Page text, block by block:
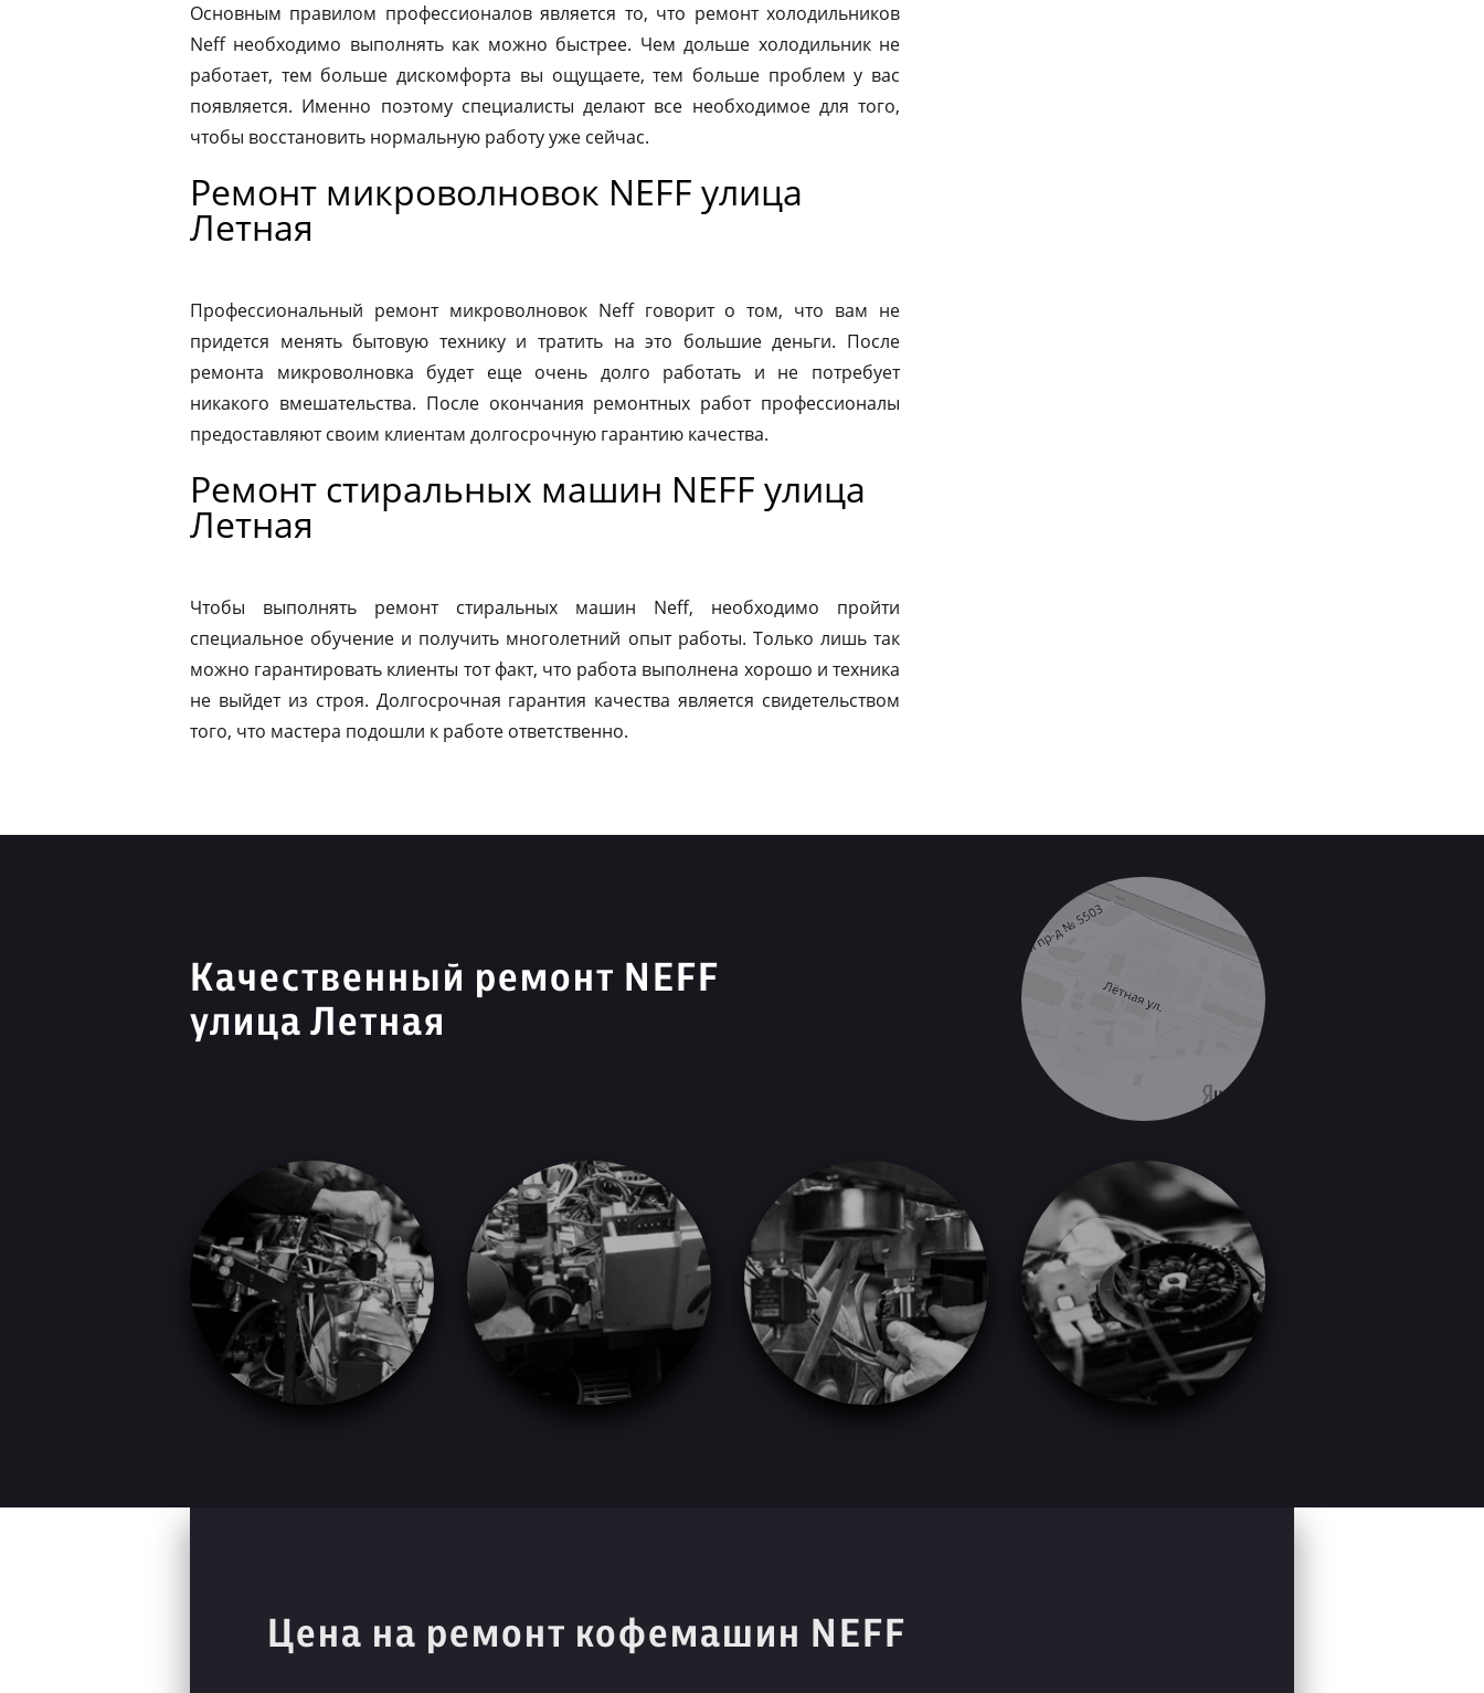
Основным правилом профессионалов является то, что ремонт холодильников
Neff необходимо выполнять как можно быстрее. Чем дольше холодильник не
работает, тем больше дискомфорта вы ощущаете, тем больше проблем у вас
появляется. Именно поэтому специалисты делают все необходимое для того,
чтобы восстановить нормальную работу уже сейчас.
Ремонт микроволновок NEFF улица
Летная
Профессиональный ремонт микроволновок Neff говорит о том, что вам не
придется менять бытовую технику и тратить на это большие деньги. После
ремонта микроволновка будет еще очень долго работать и не потребует
никакого вмешательства. После окончания ремонтных работ профессионалы
предоставляют своим клиентам долгосрочную гарантию качества.
Ремонт стиральных машин NEFF улица
Летная
Чтобы выполнять ремонт стиральных машин Neff, необходимо пройти
специальное обучение и получить многолетний опыт работы. Только лишь так
можно гарантировать клиенты тот факт, что работа выполнена хорошо и техника
не выйдет из строя. Долгосрочная гарантия качества является свидетельством
того, что мастера подошли к работе ответственно.
Качественный ремонт NEFF
улица Летная
Цена на ремонт кофемашин NEFF